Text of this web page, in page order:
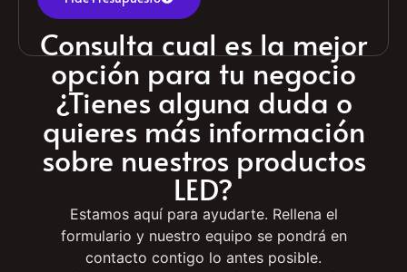
turnos.
Pide Presupuesto
Consulta cual es la mejor
opción para tu negocio
¿Tienes alguna duda o
quieres más información
sobre nuestros productos
LED?
Estamos aquí para ayudarte. Rellena el